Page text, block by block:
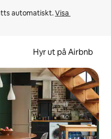
automatiskt. Visa
Hyr ut på Airbnb